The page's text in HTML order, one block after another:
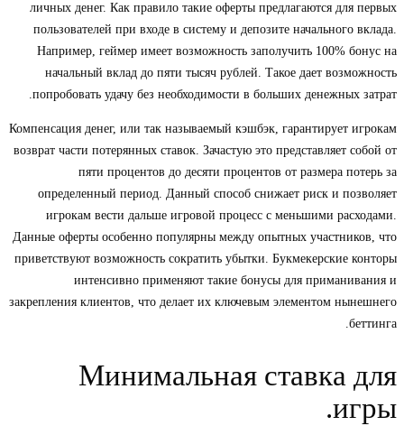
личных денег. Как правило такие оферты предлагаются для первых
пользователей при входе в систему и депозите начального вклада.
Например, геймер имеет возможность заполучить 100% бонус на
начальный вклад до пяти тысяч рублей. Такое дает возможность
попробовать удачу без необходимости в больших денежных затрат.
Компенсация денег, или так называемый кэшбэк, гарантирует игрокам
возврат части потерянных ставок. Зачастую это представляет собой от
пяти процентов до десяти процентов от размера потерь за
определенный период. Данный способ снижает риск и позволяет
игрокам вести дальше игровой процесс с меньшими расходами.
Данные оферты особенно популярны между опытных участников, что
приветствуют возможность сократить убытки. Букмекерские конторы
интенсивно применяют такие бонусы для приманивания и
закрепления клиентов, что делает их ключевым элементом нынешнего
беттинга.
Минимальная ставка для
игры.